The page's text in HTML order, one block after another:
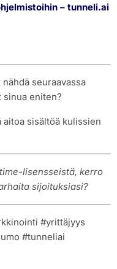
– tunneli.ai
seuraavassa
sinua eniten?
aitoa sisältöä kulissien
lisensseistä, kerro
sijoituksiasi?
#yrittäjyys
#tunneliai